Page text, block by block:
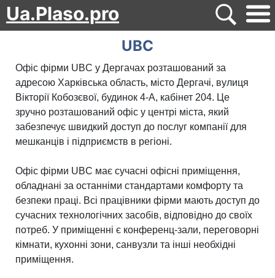
Ua.Plaso.pro
UBC
Офіс фірми UBC у Дергачах розташований за
адресою Харківська область, місто Дергачі, вулиця
Вікторії Кобозєвої, будинок 4-А, кабінет 204. Це
зручно розташований офіс у центрі міста, який
забезпечує швидкий доступ до послуг компанії для
мешканців і підприємств в регіоні.
Офіс фірми UBC має сучасні офісні приміщення,
обладнані за останніми стандартами комфорту та
безпеки праці. Всі працівники фірми мають доступ до
сучасних технологічних засобів, відповідно до своїх
потреб. У приміщенні є конференц-зали, переговорні
кімнати, кухонні зони, санвузли та інші необхідні
приміщення.